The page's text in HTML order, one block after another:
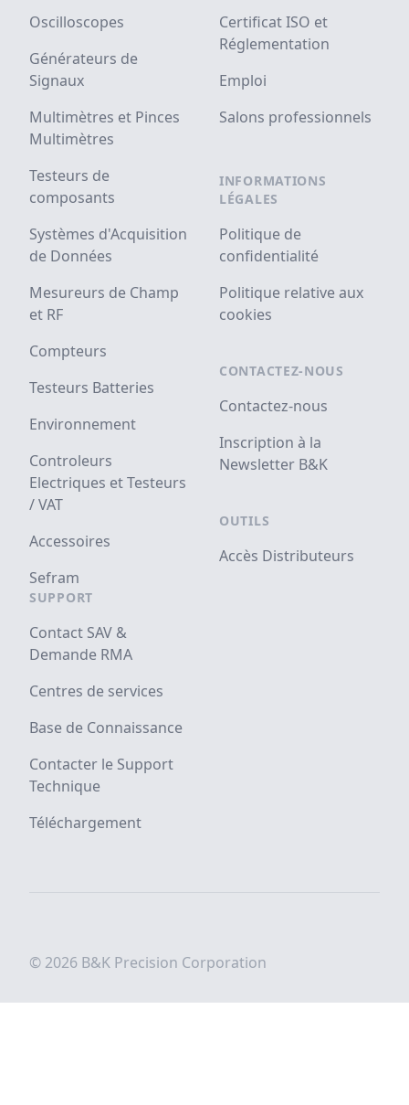
Oscilloscopes
Générateurs de
Signaux
Multimètres et Pinces
Multimètres
Testeurs de
composants
Systèmes d'Acquisition
de Données
Mesureurs de Champ
et RF
Compteurs
Testeurs Batteries
Environnement
Controleurs
Electriques et Testeurs
/ VAT
Accessoires
Sefram
SUPPORT
Contact SAV &
Demande RMA
Centres de services
Base de Connaissance
Contacter le Support
Technique
Téléchargement
Certificat ISO et
Réglementation
Emploi
Salons professionnels
INFORMATIONS
LÉGALES
Politique de
confidentialité
Politique relative aux
cookies
CONTACTEZ-NOUS
Contactez-nous
Inscription à la
Newsletter B&K
OUTILS
Accès Distributeurs
© 2026 B&K Precision Corporation